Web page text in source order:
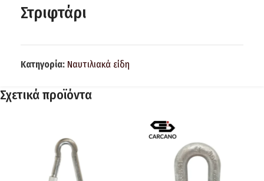
Στριφτάρι
Κατηγορία: Ναυτιλιακά είδη
Σχετικά προϊόντα